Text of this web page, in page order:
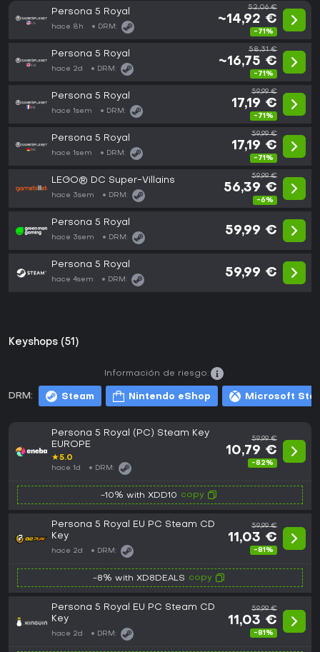
Persona 5 Royal
hace 8h DRM:
52,06 €
~14,92 €
-71%
Persona 5 Royal
hace 2d DRM:
58,31 €
~16,75 €
-71%
Persona 5 Royal
hace 1sem DRM:
59,99 €
17,19 €
-71%
Persona 5 Royal
hace 1sem DRM:
59,99 €
17,19 €
-71%
LEGO® DC Super-Villains
hace 3sem DRM:
59,99 €
56,39 €
-6%
Persona 5 Royal
hace 3sem DRM:
59,99 €
Persona 5 Royal
hace 4sem DRM:
59,99 €
Keyshops (51)
DRM: Steam Nintendo eShop Microsoft
Información de riesgo:
Persona 5 Royal (PC) Steam Key
EUROPE
★5.0
hace 1d DRM:
59,99 €
10,79 €
-82%
-10% with XDD10 copy
Persona 5 Royal EU PC Steam CD
Key
hace 2d DRM:
59,99 €
11,03 €
-81%
-8% with XD8DEALS copy
Persona 5 Royal EU PC Steam CD
Key
hace 2d DRM:
59,99 €
11,03 €
-81%